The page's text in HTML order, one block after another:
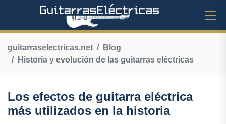
guitarraselectricas.net
Blog
Historia y evolución de las guitarras eléctricas
Los efectos de guitarra eléctrica
más utilizados en la historia